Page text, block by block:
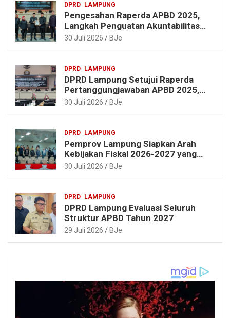
m
k
s
t
p
DPRD LAMPUNG
Pengesahan Raperda APBD 2025,
Langkah Penguatan Akuntabilitas
dan Pembangunan Lampung
30 Juli 2026 BJe
DPRD LAMPUNG
DPRD Lampung Setujui Raperda
Pertanggungjawaban APBD 2025,
Beri Sejumlah Rekomendasi
30 Juli 2026 BJe
DPRD LAMPUNG
Pemprov Lampung Siapkan Arah
Kebijakan Fiskal 2026-2027 yang
Realistis dan Berkelanjutan
30 Juli 2026 BJe
DPRD LAMPUNG
DPRD Lampung Evaluasi Seluruh
Struktur APBD Tahun 2027
29 Juli 2026 BJe